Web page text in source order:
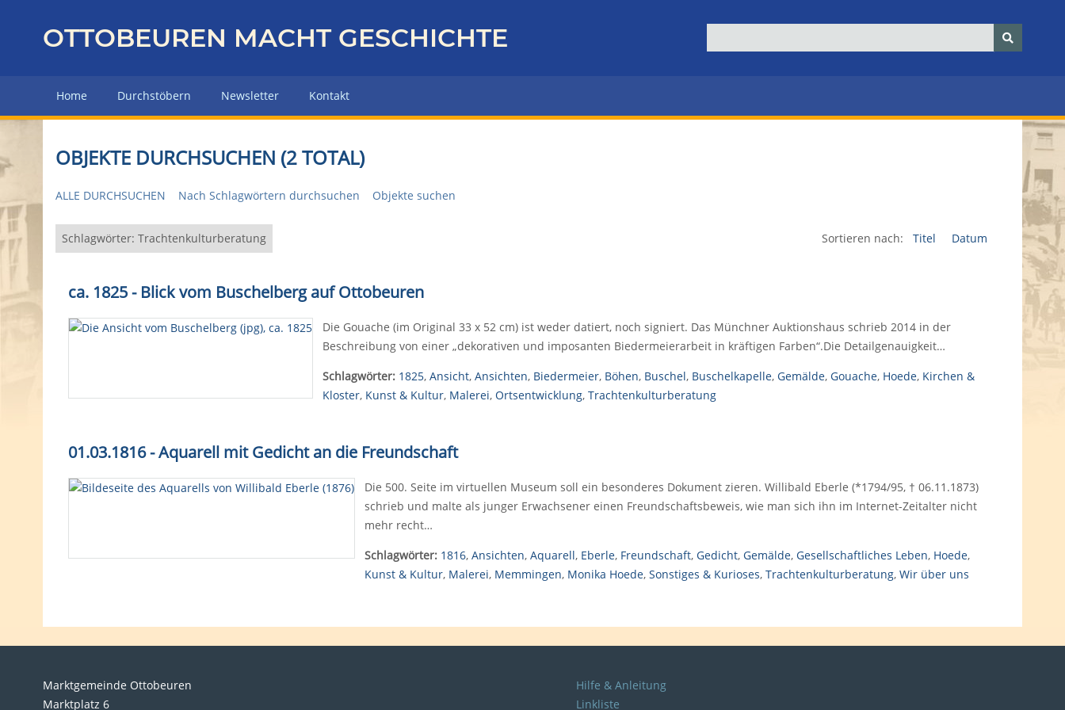
z
r
H
u
p
e
OTTOBEUREN MACHT GESCHICHTE
Home Durchstöbern Newsletter Kontakt
OBJEKTE DURCHSUCHEN (2 TOTAL)
ALLE DURCHSUCHEN Nach Schlagwörtern durchsuchen Objekte suchen
Schlagwörter: Trachtenkulturberatung Sortieren nach: Titel Datum
ca. 1825 - Blick vom Buschelberg auf Ottobeuren
Die Gouache (im Original 33 x 52 cm) ist weder datiert, noch signiert. Das Münchner Auktionshaus schrieb 2014 in der
Beschreibung von einer „dekorativen und imposanten Biedermeierarbeit in kräftigen Farben“.Die Detailgenauigkeit…
Schlagwörter: 1825, Ansicht, Ansichten, Biedermeier, Böhen, Buschel, Buschelkapelle, Gemälde, Gouache, Hoede, Kirchen &
Kloster, Kunst & Kultur, Malerei, Ortsentwicklung, Trachtenkulturberatung
01.03.1816 - Aquarell mit Gedicht an die Freundschaft
Die 500. Seite im virtuellen Museum soll ein besonderes Dokument zieren. Willibald Eberle (*1794/95, † 06.11.1873)
schrieb und malte als junger Erwachsener einen Freundschaftsbeweis, wie man sich ihn im Internet-Zeitalter nicht
mehr recht…
Schlagwörter: 1816, Ansichten, Aquarell, Eberle, Freundschaft, Gedicht, Gemälde, Gesellschaftliches Leben, Hoede,
Kunst & Kultur, Malerei, Memmingen, Monika Hoede, Sonstiges & Kurioses, Trachtenkulturberatung, Wir über uns
Marktgemeinde Ottobeuren
Marktplatz 6
Hilfe & Anleitung
Linkliste